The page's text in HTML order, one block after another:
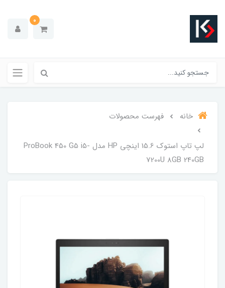
0
خانه فهرست محصولات
لپ تاپ استوک 15.6 اینچی HP مدل ProBook 450 G5 i5-
7200U 8GB 240GB